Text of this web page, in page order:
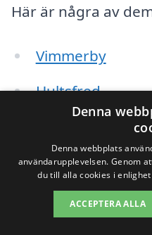
Här är några av
Vimmerby
Hultsfred
Eksjö
Mjölby
Denna
Denna webbplats
användarupplevelsen. Genom
du till alla cookies i
ACCEPTERA ALLA